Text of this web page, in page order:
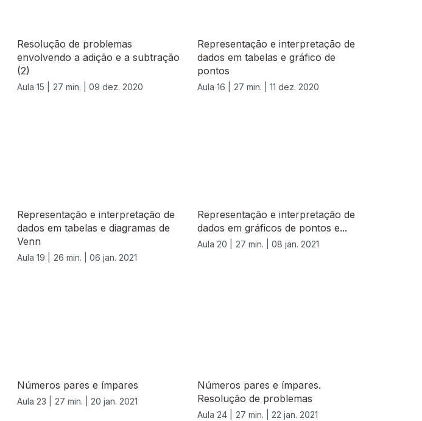
Resolução de problemas
envolvendo a adição e a subtração
(2)
Aula 15 | 27 min. | 09 dez. 2020
Representação e interpretação de
dados em tabelas e gráfico de
pontos
Aula 16 | 27 min. | 11 dez. 2020
Representação e interpretação de
dados em tabelas e diagramas de
Venn
Aula 19 | 26 min. | 06 jan. 2021
Representação e interpretação de
dados em gráficos de pontos e...
Aula 20 | 27 min. | 08 jan. 2021
Números pares e ímpares
Aula 23 | 27 min. | 20 jan. 2021
Números pares e ímpares.
Resolução de problemas
Aula 24 | 27 min. | 22 jan. 2021